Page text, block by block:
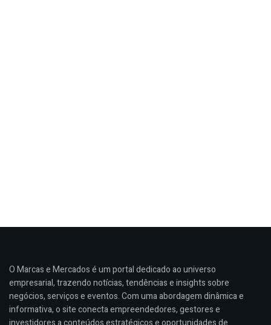
O Marcas e Mercados é um portal dedicado ao universo
empresarial, trazendo notícias, tendências e insights sobre
negócios, serviços e eventos. Com uma abordagem dinâmica e
informativa, o site conecta empreendedores, gestores e